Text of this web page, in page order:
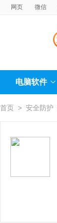
网页 微信
电脑软件
首页 > 安全防护